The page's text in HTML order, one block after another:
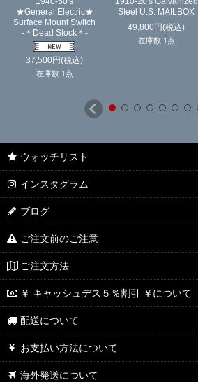
★General Electric★
Surface Mount Switch
-＊Dead Stock＊-
37,500円(税込)
在庫数 1点
Steel U.S. MAILBOX
49,800円(税込)
在庫数 1点
ウォッチリスト
インスタグラム
ブログ
ご注文前のご注意
ご注文方法
￥ キャッシュデス５％割引 ￥について
配送について
お支払い方法について
海外発送について